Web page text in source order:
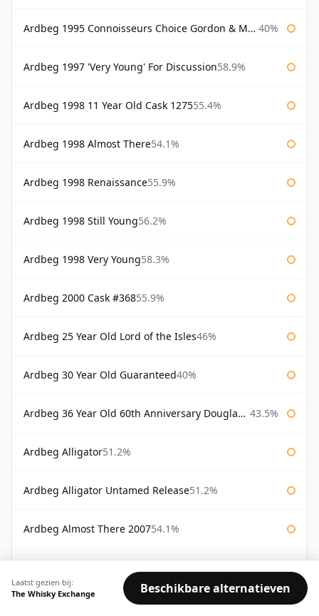
Ardbeg 1995 Connoisseurs Choice Gordon & Macphail 40%
Ardbeg 1997 'Very Young' For Discussion58.9%
Ardbeg 1998 11 Year Old Cask 127555.4%
Ardbeg 1998 Almost There54.1%
Ardbeg 1998 Renaissance55.9%
Ardbeg 1998 Still Young56.2%
Ardbeg 1998 Very Young58.3%
Ardbeg 2000 Cask #36855.9%
Ardbeg 25 Year Old Lord of the Isles46%
Ardbeg 30 Year Old Guaranteed40%
Ardbeg 36 Year Old 60th Anniversary Douglas Laing 43.5%
Ardbeg Alligator51.2%
Ardbeg Alligator Untamed Release51.2%
Ardbeg Almost There 200754.1%
Laatst gezien bij:
The Whisky Exchange
Beschikbare alternatieven